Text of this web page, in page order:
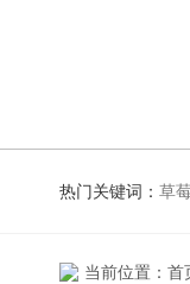
热门关键词： 草莓视频
当前位置： 首